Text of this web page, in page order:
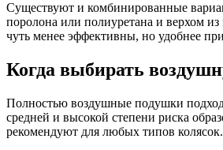
Существуют и комбинированные
поролона или полиуретана и верхом
чуть менее эффективны, но удобнее
Когда выбирать
Полностью воздушные подушки
средней и высокой степени риска
рекомендуют для любых типов колясок.